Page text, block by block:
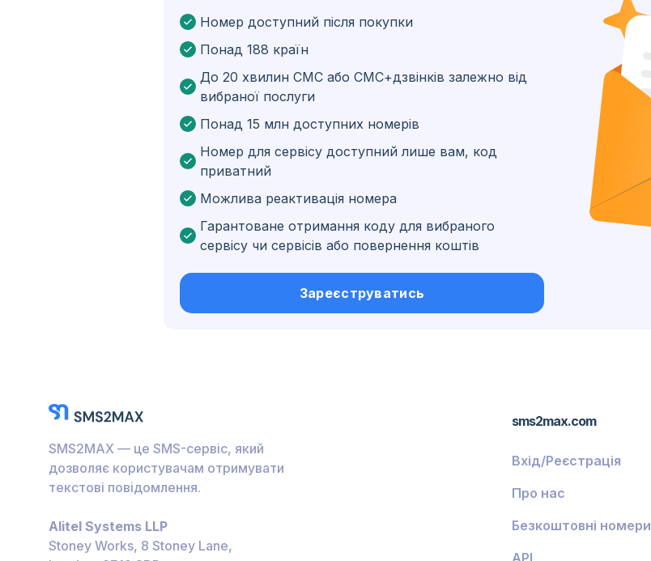
Гвінея
Ефіопія
Бразілія
Ангола
Кіпр
Бельґія
Болгарія
Угорщина
Еквадор
Номер доступний після покупки
Понад 188 країн
До 20 хвилин СМС або СМС+дзвінків залежно від
вибраної послуги
Понад 15 млн доступних номерів
Номер для сервісу доступний лише вам, код
приватний
Можлива реактивація номера
Гарантоване отримання коду для вибраного
сервісу чи сервісів або повернення коштів
Зареєструватись
SMS2MAX — це SMS-сервіс, який
дозволяє користувачам отримувати
текстові повідомлення.
Alitel Systems LLP
Stoney Works, 8 Stoney Lane,
sms2max.com
Вхід/Реєстрація
Про нас
Безкоштовні номери